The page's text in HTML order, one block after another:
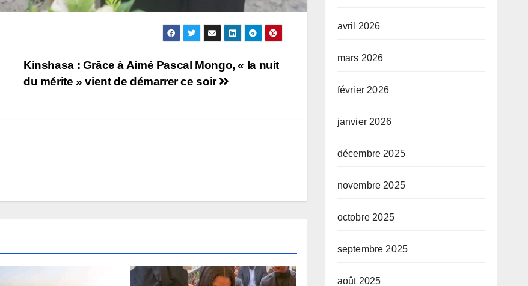
Kinshasa : Grâce à Aimé Pascal Mongo, « la nuit
du mérite » vient de démarrer ce soir
avril 2026
mars 2026
février 2026
janvier 2026
décembre 2025
novembre 2025
octobre 2025
septembre 2025
août 2025